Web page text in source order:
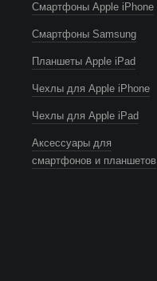
Смартфоны Apple iPhone
Смартфоны Samsung
Планшеты Apple iPad
Чехлы для Apple iPhone
Чехлы для Apple iPad
Аксессуары для
смартфонов и планшетов